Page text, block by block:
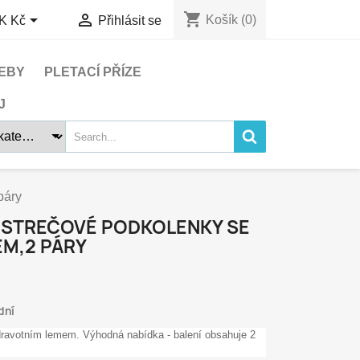
Kč  Přihlásit se shopping_cart Košík (0)
PLETACÍ PŘÍZE
PODKOLENKY SE
PÁRY
lemem. Výhodná nabídka - balení obsahuje 2